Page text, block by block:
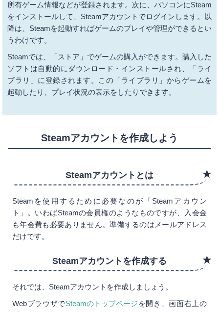
所有ゲーム情報などが登録されます。次に、パソコンにSteam
をインストールして、Steamアカウントでログインします。以
降は、Steamを起動すればゲームのプレイや管理ができるとい
うわけです。
Steamでは、「ストア」でゲームの購入ができます。購入した
ソフトは自動的にダウンロード・インストールされ、「ライ
ブラリ」に登録されます。この「ライブラリ」からゲームを
起動したり、プレイ状況の表示をしたりできます。
Steamアカウントを作成しよう
Steamアカウントとは
Steamを使用するために必要なのが「Steamアカウン
ト」。いわばSteamの会員権のようなものですが、入会金
も年会費も必要ありません。準備するのはメールアドレス
だけです。
Steamアカウントを作成する
それでは、Steamアカウントを作成しましょう。
WebブラウザでSteamのトップページ を開き、画面右上の